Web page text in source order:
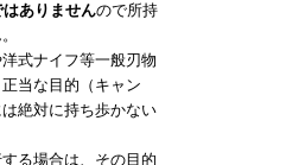
ありませんので所持
式ナイフ等一般刃物
正当な目的（キャン
絶対に持ち歩かない
る場合は、その目的